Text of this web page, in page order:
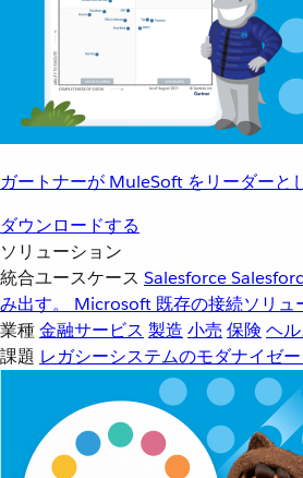
ガートナーが MuleSoft をリーダーと
ダウンロードする
ソリューション
統合ユースケース Salesforce
み出す。
Microsoft 既存の接続ソリュ
業種金融サービス 製造 小売 保険 ヘ
課題 レガシーシステムのモダナイゼ